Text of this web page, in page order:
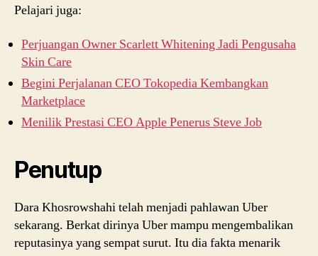
Pelajari juga:
Perjuangan Owner Scarlett Whitening Jadi Pengusaha
Skin Care
Begini Perjalanan CEO Tokopedia Kembangkan
Marketplace
Menilik Prestasi CEO Apple Penerus Steve Job
Penutup
Dara Khosrowshahi telah menjadi pahlawan Uber
sekarang. Berkat dirinya Uber mampu mengembalikan
reputasinya yang sempat surut. Itu dia fakta menarik